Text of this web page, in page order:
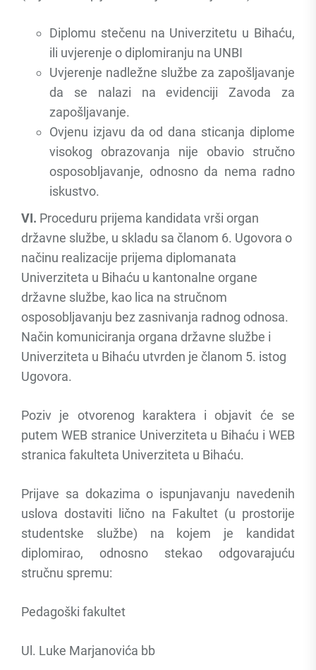
Diplomu stečenu na Univerzitetu u Bihaću,
ili uvjerenje o diplomiranju na UNBI
Uvjerenje nadležne službe za zapošljavanje
da se nalazi na evidenciji Zavoda za
zapošljavanje.
Ovjenu izjavu da od dana sticanja diplome
visokog obrazovanja nije obavio stručno
osposobljavanje, odnosno da nema radno
iskustvo.
VI. Proceduru prijema kandidata vrši organ
državne službe, u skladu sa članom 6. Ugovora o
načinu realizacije prijema diplomanata
Univerziteta u Bihaću u kantonalne organe
državne službe, kao lica na stručnom
osposobljavanju bez zasnivanja radnog odnosa.
Način komuniciranja organa državne službe i
Univerziteta u Bihaću utvrden je članom 5. istog
Ugovora.
Poziv je otvorenog karaktera i objavit će se
putem WEB stranice Univerziteta u Bihaću i WEB
stranica fakulteta Univerziteta u Bihaću.
Prijave sa dokazima o ispunjavanju navedenih
uslova dostaviti lično na Fakultet (u prostorije
studentske službe) na kojem je kandidat
diplomirao, odnosno stekao odgovarajuću
stručnu spremu:
Pedagoški fakultet
Ul. Luke Marjanovića bb